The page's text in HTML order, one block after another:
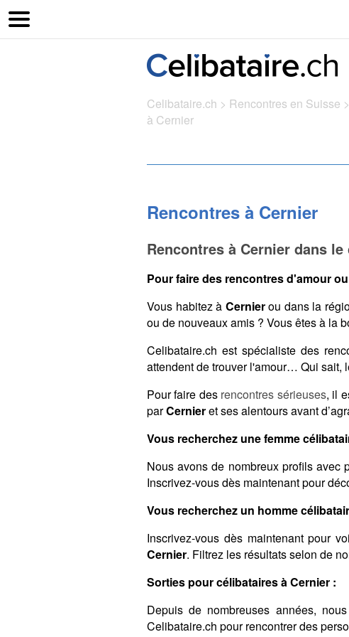
Celibataire.ch > Rencontres en Suisse >
à Cernier
Rencontres à Cernier
Rencontres à Cernier dans
Pour faire des rencontres d'amour
Vous habitez à Cernierou dans la
ou de nouveaux amis ? Vous êtes à la
Celibataire.ch est spécialiste des
attendent de trouver l'amour… Qui sait,
Pour faire des rencontres sérieuses, il
parCernieret ses alentours avant
Vous recherchez une femme
Nous avons de nombreux profils avec
Inscrivez-vous dès maintenant pour
Vous recherchez un homme
Inscrivez-vous dès maintenant pour
Cernier. Filtrez les résultats selon de
Sorties pour célibataires à Cernier :
Depuis de nombreuses années,
Celibataire.ch pour rencontrer des